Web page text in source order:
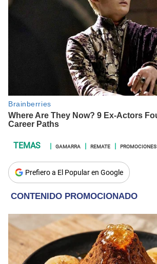
GAMARRA REMATE PROMOCIONES
Prefiero a El Popular en Google